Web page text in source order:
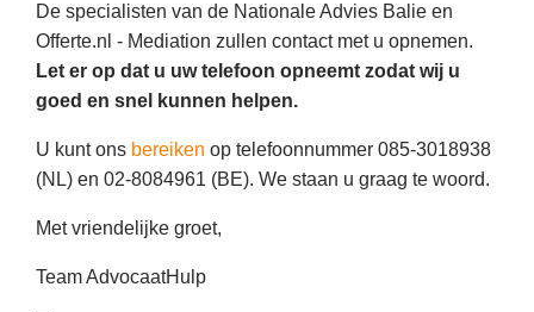
De specialisten van de Nationale Advies Balie en
Offerte.nl - Mediation zullen contact met u opnemen.
Let er op dat u uw telefoon opneemt zodat wij u
goed en snel kunnen helpen.
U kunt ons bereiken op telefoonnummer 085-3018938
(NL) en 02-8084961 (BE). We staan u graag te woord.
Met vriendelijke groet,
Team AdvocaatHulp